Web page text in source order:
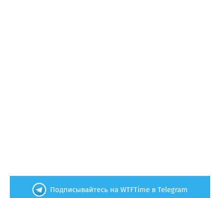
Подписывайтесь на WTFTime в Telegram